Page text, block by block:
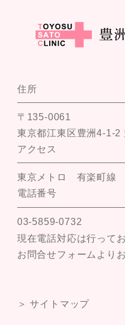
住所
〒135-0061
東京都江東区豊洲4-1-2
アクセス
東京メトロ 有楽町線
電話番号
03-5859-0732
現在電話対応は行って
お問合せフォームより
＞ サイトマップ